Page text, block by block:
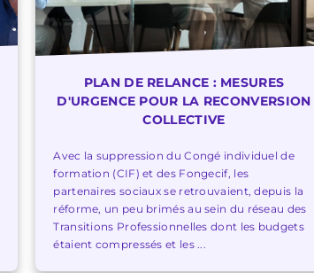
PLAN DE RELANCE : MESURES
D'URGENCE POUR LA RECONVERSION
COLLECTIVE
Avec la suppression du Congé individuel de
formation (CIF) et des Fongecif, les
partenaires sociaux se retrouvaient, depuis la
réforme, un peu brimés au sein du réseau des
Transitions Professionnelles dont les budgets
étaient compressés et les ...